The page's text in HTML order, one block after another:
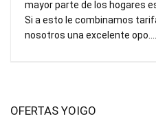
mayor parte de los hogares
Si a esto le combinamos
nosotros una excelente
OFERTAS YOIGO